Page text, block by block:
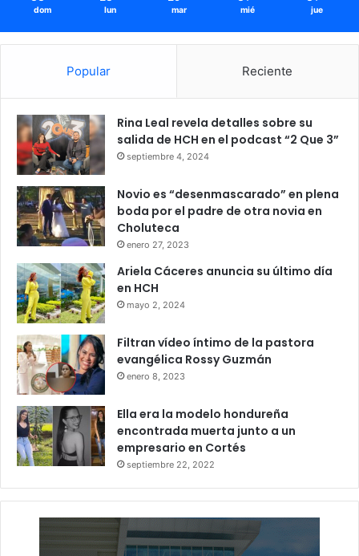
Occidente
dom lun mar mié jue
Popular Reciente
Rina Leal revela detalles sobre su
salida de HCH en el podcast “2 Que 3”
septiembre 4, 2024
Novio es “desenmascarado” en plena
boda por el padre de otra novia en
Choluteca
enero 27, 2023
Ariela Cáceres anuncia su último día
en HCH
mayo 2, 2024
Filtran vídeo íntimo de la pastora
evangélica Rossy Guzmán
enero 8, 2023
Ella era la modelo hondureña
encontrada muerta junto a un
empresario en Cortés
septiembre 22, 2022